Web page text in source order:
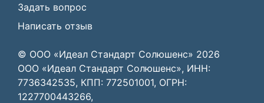
Задать вопрос
Написать отзыв
© ООО «Идеал Стандарт Солюшенс» 2026
ООО «Идеал Стандарт Солюшенс», ИНН:
7736342535, КПП: 772501001, ОГРН:
1227700443266,